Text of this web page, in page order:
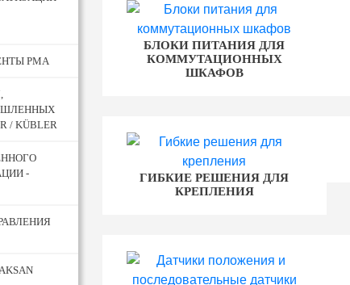
PMA
/ KÜBLER
-
БЛОКИ ПИТАНИЯ ДЛЯ
КОММУТАЦИОННЫХ
ШКАФОВ
ГИБКИЕ РЕШЕНИЯ ДЛЯ
КРЕПЛЕНИЯ